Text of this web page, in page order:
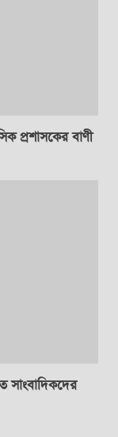
প্রশাসকের বাণী
সাংবাদিকদের